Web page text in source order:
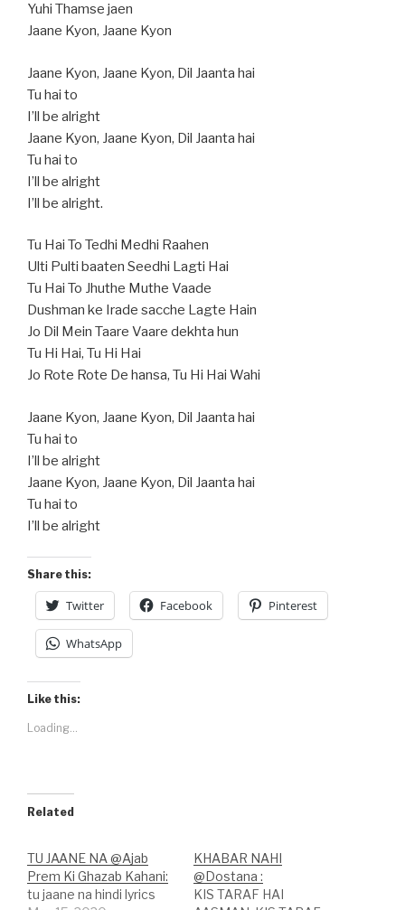
Yuhi Thamse jaen
Jaane Kyon, Jaane Kyon
Jaane Kyon, Jaane Kyon, Dil Jaanta hai
Tu hai to
I’ll be alright
Jaane Kyon, Jaane Kyon, Dil Jaanta hai
Tu hai to
I’ll be alright
I’ll be alright.
Tu Hai To Tedhi Medhi Raahen
Ulti Pulti baaten Seedhi Lagti Hai
Tu Hai To Jhuthe Muthe Vaade
Dushman ke Irade sacche Lagte Hain
Jo Dil Mein Taare Vaare dekhta hun
Tu Hi Hai, Tu Hi Hai
Jo Rote Rote De hansa, Tu Hi Hai Wahi
Jaane Kyon, Jaane Kyon, Dil Jaanta hai
Tu hai to
I’ll be alright
Jaane Kyon, Jaane Kyon, Dil Jaanta hai
Tu hai to
I’ll be alright
Share this:
Twitter Facebook Pinterest
WhatsApp
Like this:
Loading...
Related
TU JAANE NA @Ajab
Prem Ki Ghazab Kahani:
tu jaane na hindi lyrics
KHABAR NAHI
@Dostana :
KIS TARAF HAI